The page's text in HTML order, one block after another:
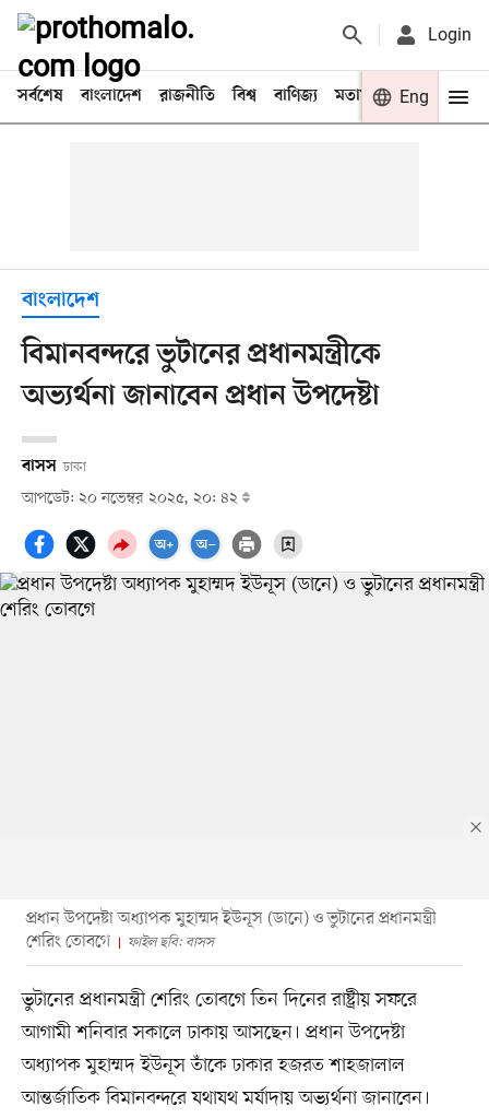
Login
সর্বশেষ বাংলাদেশ রাজনীতি বিশ্ব বাণিজ্য মতামত খেলা
Eng
বাংলাদেশ
বিমানবন্দরে ভুটানের প্রধানমন্ত্রীকে
অভ্যর্থনা জানাবেন প্রধান উপদেষ্টা
বাসস ঢাকা
আপডেট: ২০ নভেম্বর ২০২৫, ২০: ৪২
প্রধান উপদেষ্টা অধ্যাপক মুহাম্মদ ইউনূস (ডানে) ও ভুটানের প্রধানমন্ত্রী
শেরিং তোবগে
ফাইল ছবি: বাসস
ভুটানের প্রধানমন্ত্রী শেরিং তোবগে তিন দিনের রাষ্ট্রীয় সফরে
আগামী শনিবার সকালে ঢাকায় আসছেন। প্রধান উপদেষ্টা
অধ্যাপক মুহাম্মদ ইউনূস তাঁকে ঢাকার হজরত শাহজালাল
আন্তর্জাতিক বিমানবন্দরে যথাযথ মর্যাদায় অভ্যর্থনা জানাবেন।